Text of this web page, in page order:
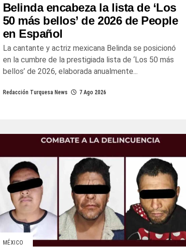
Belinda encabeza la lista de ‘Los
50 más bellos’ de 2026 de People
en Español
La cantante y actriz mexicana Belinda se posicionó
en la cumbre de la prestigiada lista de ‘Los 50 más
bellos’ de 2026, elaborada anualmente...
Redacción Turquesa News 7 Ago 2026
MÉXICO